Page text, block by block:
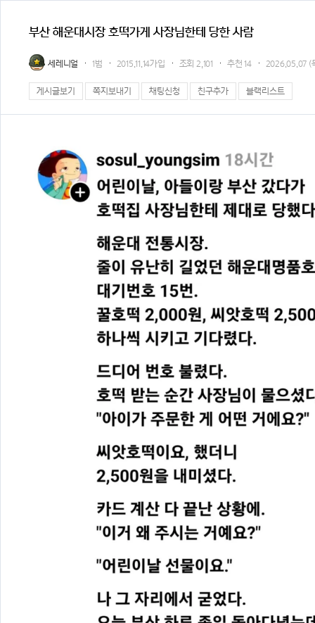
부산 해운대시장 호떡가게 사장님한테 당한 사람
세레니얼 1범 2015.11.14가입 조회 2,101 추천14 2026.05.07 (
게시글보기 쪽지보내기 채팅신청 친구추가 블랙리스트